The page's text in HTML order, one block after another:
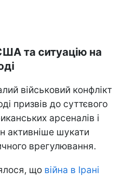
та ситуацію на
військовий конфлікт
призвів до суттєвого
арсеналів і
активніше шукати
врегулювання.
що війна в Ірані